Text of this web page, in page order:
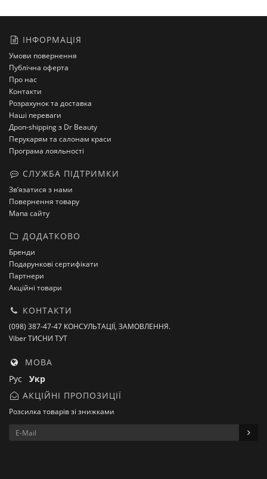
ІНФОРМАЦІЯ
Умови повернення
Публічна оферта
Про нас
Контакти
Розрахунок та доставка
Наші переваги
Дроп-shipping з Dr Beauty
Перукарям та салонам краси
Програма лояльності
СЛУЖБА ПІДТРИМКИ
Зв’язатися з нами
Повернення товару
Мапа сайту
ДОДАТКОВО
Бренди
Подарункові сертифікати
Партнери
Акційні товари
КОНТАКТИ
(098) 387-47-47 КОНСУЛЬТАЦІЇ, ЗАМОВЛЕННЯ.
Viber ТИСНИ ТУТ
МОВА
Рус Укр
АКЦІЙНІ ПРОПОЗИЦІЇ
Розсилка товарів зі знижками